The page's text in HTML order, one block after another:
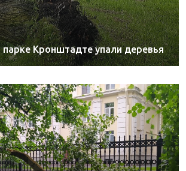
Кронштадте упали деревья